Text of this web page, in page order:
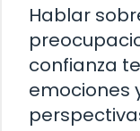
Hablar
confianza
emociones